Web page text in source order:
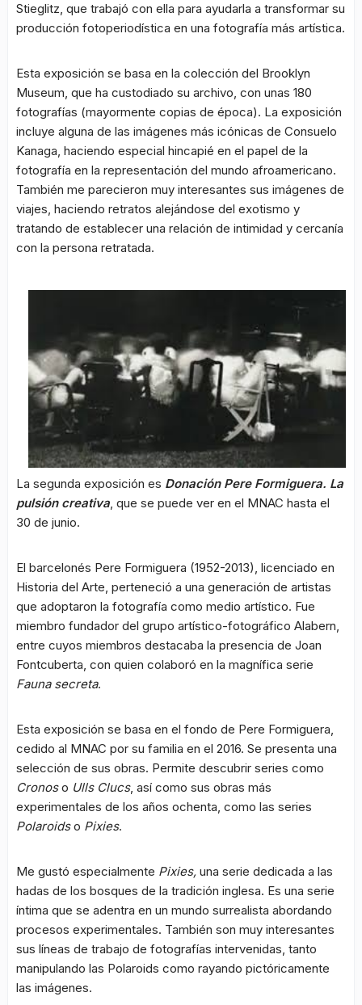
Stieglitz, que trabajó con ella para ayudarla a transformar su
producción fotoperiodística en una fotografía más artística.
Esta exposición se basa en la colección del Brooklyn
Museum, que ha custodiado su archivo, con unas 180
fotografías (mayormente copias de época). La exposición
incluye alguna de las imágenes más icónicas de Consuelo
Kanaga, haciendo especial hincapié en el papel de la
fotografía en la representación del mundo afroamericano.
También me parecieron muy interesantes sus imágenes de
viajes, haciendo retratos alejándose del exotismo y
tratando de establecer una relación de intimidad y cercanía
con la persona retratada.
La segunda exposición es Donación Pere Formiguera. La
pulsión creativa, que se puede ver en el MNAC hasta el
30 de junio.
El barcelonés Pere Formiguera (1952-2013), licenciado en
Historia del Arte, perteneció a una generación de artistas
que adoptaron la fotografía como medio artístico. Fue
miembro fundador del grupo artístico-fotográfico Alabern,
entre cuyos miembros destacaba la presencia de Joan
Fontcuberta, con quien colaboró en la magnífica serie
Fauna secreta.
Esta exposición se basa en el fondo de Pere Formiguera,
cedido al MNAC por su familia en el 2016. Se presenta una
selección de sus obras. Permite descubrir series como
Cronoso Ulls Clucs, así como sus obras más
experimentales de los años ochenta, como las series
Polaroidso Pixies.
Me gustó especialmente Pixies, una serie dedicada a las
hadas de los bosques de la tradición inglesa. Es una serie
íntima que se adentra en un mundo surrealista abordando
procesos experimentales. También son muy interesantes
sus líneas de trabajo de fotografías intervenidas, tanto
manipulando las Polaroids como rayando pictóricamente
las imágenes.